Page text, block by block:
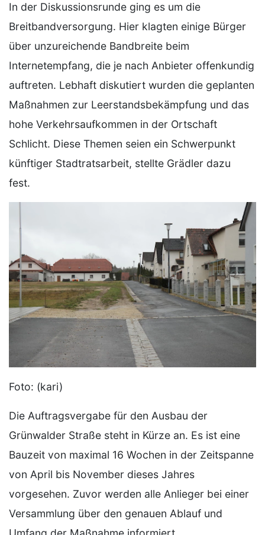
In der Diskussionsrunde ging es um die
Breitbandversorgung. Hier klagten einige Bürger
über unzureichende Bandbreite beim
Internetempfang, die je nach Anbieter offenkundig
auftreten. Lebhaft diskutiert wurden die geplanten
Maßnahmen zur Leerstandsbekämpfung und das
hohe Verkehrsaufkommen in der Ortschaft
Schlicht. Diese Themen seien ein Schwerpunkt
künftiger Stadtratsarbeit, stellte Grädler dazu
fest.
Foto: (kari)
Die Auftragsvergabe für den Ausbau der
Grünwalder Straße steht in Kürze an. Es ist eine
Bauzeit von maximal 16 Wochen in der Zeitspanne
von April bis November dieses Jahres
vorgesehen. Zuvor werden alle Anlieger bei einer
Versammlung über den genauen Ablauf und